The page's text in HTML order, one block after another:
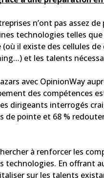
n’ont pas assez
technologies telles
il existe des cellules
et les talents
avec OpinionWay
des compétences
dirigeants interrogés
de pointe et 68 %
à renforcer les
technologies. En offrant
sur les talents